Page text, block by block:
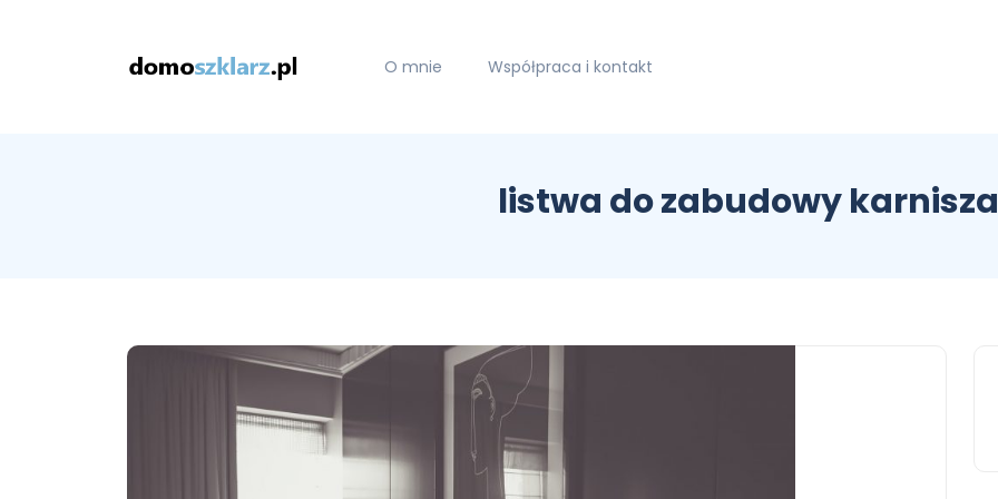
O mnie Współpraca i kontakt
listwa do zabudowy karnisza